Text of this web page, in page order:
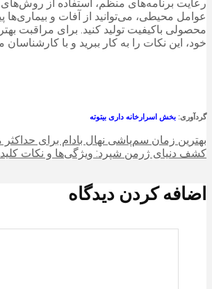
رعایت برنامه‌های منظم، استفاده از
عوامل محیطی، می‌توانید از آفات و بیماری‌ها
محصولی باکیفیت تولید کنید. برای مراقبت
خود، این نکات را به کار ببرید و با
گردآوری: بخش اسرارخانه داری بیتوته
بهترین زمان سم‌پاشی نهال بادام برای
کشف دنیای ژرمن شپرد: ویژگی‌ها و نکات
اضافه کردن دیدگاه